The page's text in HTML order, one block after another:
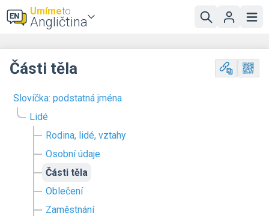
Umímeto
Angličtina
Slovíčka: podstatná jména
Lidé
Rodina, lidé, vztahy
Osobní údaje
Části těla
Oblečení
Zaměstnání
Části těla